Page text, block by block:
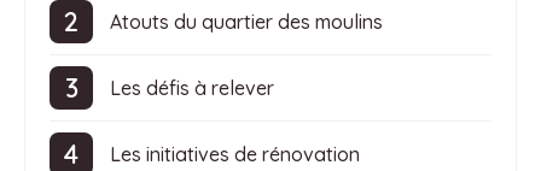
Atouts du quartier des moulins
Les défis à relever
Les initiatives de rénovation